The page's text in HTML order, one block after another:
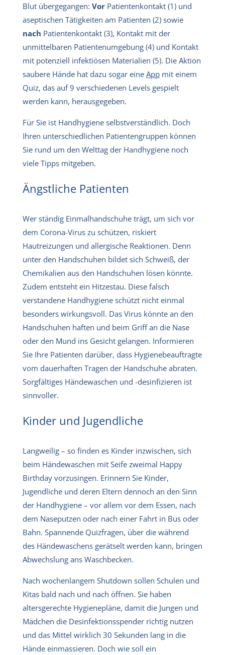
Blut übergegangen: Vor Patientenkontakt (1) und
aseptischen Tätigkeiten am Patienten (2) sowie
nach Patientenkontakt (3), Kontakt mit der
unmittelbaren Patientenumgebung (4) und Kontakt
mit potenziell infektiösen Materialien (5). Die Aktion
saubere Hände hat dazu sogar eine App mit einem
Quiz, das auf 9 verschiedenen Levels gespielt
werden kann, herausgegeben.
Für Sie ist Handhygiene selbstverständlich. Doch
Ihren unterschiedlichen Patientengruppen können
Sie rund um den Welttag der Handhygiene noch
viele Tipps mitgeben.
Ängstliche Patienten
Wer ständig Einmalhandschuhe trägt, um sich vor
dem Corona-Virus zu schützen, riskiert
Hautreizungen und allergische Reaktionen. Denn
unter den Handschuhen bildet sich Schweiß, der
Chemikalien aus den Handschuhen lösen könnte.
Zudem entsteht ein Hitzestau. Diese falsch
verstandene Handhygiene schützt nicht einmal
besonders wirkungsvoll. Das Virus könnte an den
Handschuhen haften und beim Griff an die Nase
oder den Mund ins Gesicht gelangen. Informieren
Sie Ihre Patienten darüber, dass Hygienebeauftragte
vom dauerhaften Tragen der Handschuhe abraten.
Sorgfältiges Händewaschen und -desinfizieren ist
sinnvoller.
Kinder und Jugendliche
Langweilig – so finden es Kinder inzwischen, sich
beim Händewaschen mit Seife zweimal Happy
Birthday vorzusingen. Erinnern Sie Kinder,
Jugendliche und deren Eltern dennoch an den Sinn
der Handhygiene – vor allem vor dem Essen, nach
dem Naseputzen oder nach einer Fahrt in Bus oder
Bahn. Spannende Quizfragen, über die während
des Händewaschens gerätselt werden kann, bringen
Abwechslung ans Waschbecken.
Nach wochenlangem Shutdown sollen Schulen und
Kitas bald nach und nach öffnen. Sie haben
altersgerechte Hygienepläne, damit die Jungen und
Mädchen die Desinfektionsspender richtig nutzen
und das Mittel wirklich 30 Sekunden lang in die
Hände einmassieren. Doch wie soll ein